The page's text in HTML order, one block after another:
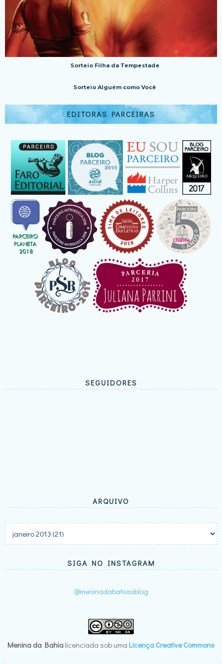
Sorteio Filha da Tempestade
Sorteio Alguém como Você
EDITORAS PARCEIRAS
SEGUIDORES
ARQUIVO
SIGA NO INSTAGRAM
@meninadabahiaoblog
Menina da Bahia licenciada sob uma Licença Creative Commons